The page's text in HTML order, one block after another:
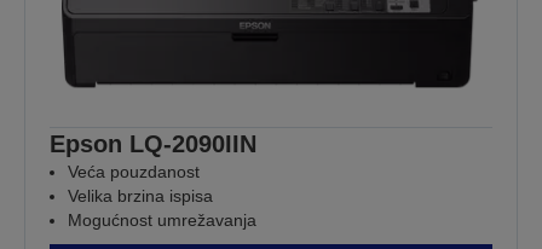
Epson LQ-2090IIN
Veća pouzdanost
Velika brzina ispisa
Mogućnost umrežavanja